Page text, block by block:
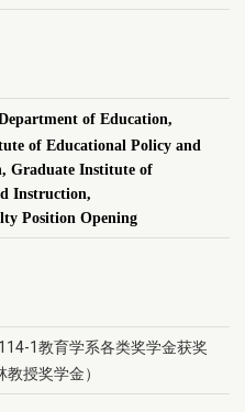
of Education,
of Educational Policy and
Graduate Institute of
Instruction,
Position Opening
114-1教育学系各类奖学金获奖
授奖学金）